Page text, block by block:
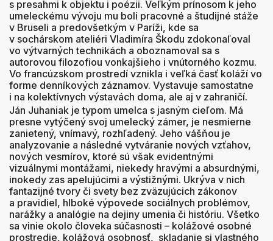
s presahmi k objektu i poézii. Veľkým prínosom k jeho
umeleckému vývoju mu boli pracovné a študijné stáže
v Bruseli a predovšetkým v Paríži, kde sa
v sochárskom ateliéri Vladimíra Škodu zdokonaľoval
vo výtvarných technikách a oboznamoval sa s
autorovou filozofiou vonkajšieho i vnútorného kozmu.
Vo francúzskom prostredí vznikla i veľká časť koláží vo
forme denníkových záznamov. Vystavuje samostatne
i na kolektívnych výstavách doma, ale aj v zahraničí.
Ján Juhaniak je typom umelca s jasným cieľom. Má
presne vytýčený svoj umelecký zámer, je nesmierne
zanietený, vnímavý, rozhľadený. Jeho vášňou je
analyzovanie a následné vytváranie nových vzťahov,
nových vesmírov, ktoré sú však evidentnými
vizuálnymi montážami, niekedy hravými a absurdnými,
inokedy zas apelujúcimi a výstižnými. Ukrýva v nich
fantazijné tvory či svety bez zväzujúcich zákonov
a pravidiel, hlboké výpovede sociálnych problémov,
narážky a analógie na dejiny umenia či históriu. Všetko
sa vinie okolo človeka súčasnosti – kolážové osobné
prostredie, kolážová osobnosť, skladanie si vlastného